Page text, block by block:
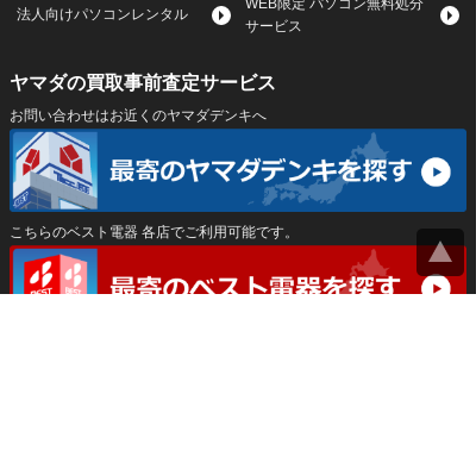
法人向けパソコンレンタル
サービス
ヤマダの買取事前査定サービス
お問い合わせはお近くのヤマダデンキへ
こちらのベスト電器 各店でご利用可能です。